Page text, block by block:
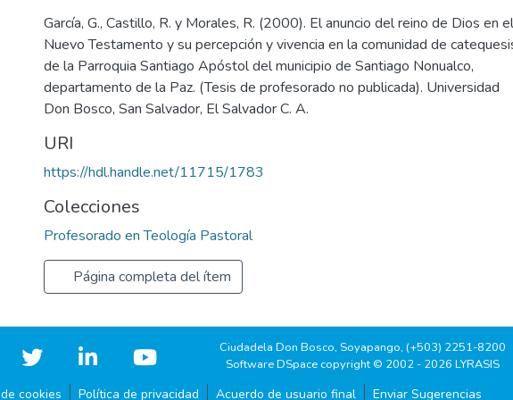
García, G., Castillo, R. y Morales, R. (2000). El anuncio del reino de Dios en el
Nuevo Testamento y su percepción y vivencia en la comunidad de
de la Parroquia Santiago Apóstol del municipio de Santiago Nonualco,
departamento de la Paz. (Tesis de profesorado no publicada). Universidad
Don Bosco, San Salvador, El Salvador C. A.
URI
https://hdl.handle.net/11715/1783
Colecciones
Profesorado en Teología Pastoral
Página completa del ítem
Ciudadela Don Bosco, Soyapango, (+503) 2251-8200
Software DSpace copyright © 2002 - 2026 LYRASIS
cookies Política de privacidad Acuerdo de usuario final Enviar Sugerencias